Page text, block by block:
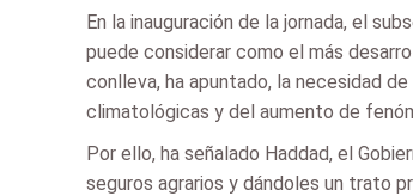
En la inauguración de la jornada, el
puede considerar como el más
conlleva, ha apuntado, la necesidad
climatológicas y del aumento de
Por ello, ha señalado Haddad, el
seguros agrarios y dándoles un trato